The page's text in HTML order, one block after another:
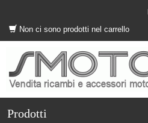
Non ci sono prodotti nel carrello
Prodotti